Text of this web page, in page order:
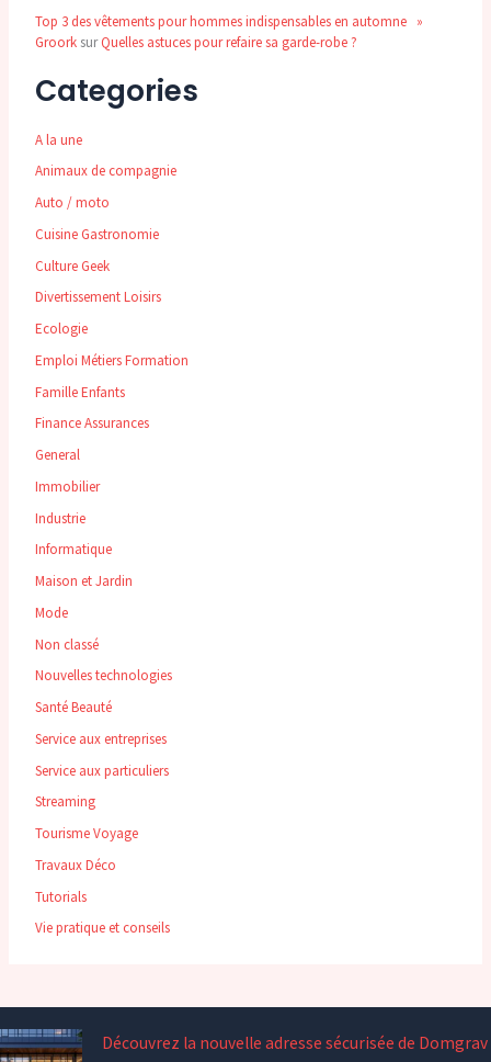
Top 3 des vêtements pour hommes indispensables en automne »
Groork surQuelles astuces pour refaire sa garde-robe ?
Categories
A la une
Animaux de compagnie
Auto / moto
Cuisine Gastronomie
Culture Geek
Divertissement Loisirs
Ecologie
Emploi Métiers Formation
Famille Enfants
Finance Assurances
General
Immobilier
Industrie
Informatique
Maison et Jardin
Mode
Non classé
Nouvelles technologies
Santé Beauté
Service aux entreprises
Service aux particuliers
Streaming
Tourisme Voyage
Travaux Déco
Tutorials
Vie pratique et conseils
Découvrez la nouvelle adresse sécurisée de Domgrav